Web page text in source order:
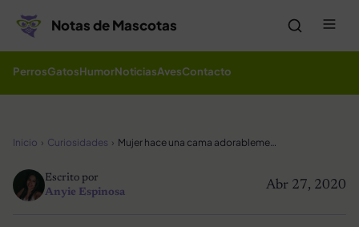
Notas de Mascotas
PerrosGatosHumorNoticiasAvesContacto
Inicio Curiosidades Mujer hace una cama adorablemente pequeña para las ardillas en su jardín
Abr 27, 2020
Escrito por
Anyie Espinosa